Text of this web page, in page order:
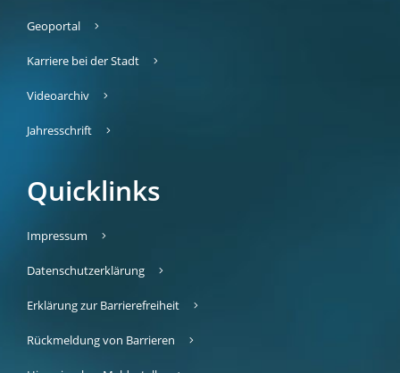
Geoportal
Karriere bei der Stadt
Videoarchiv
Jahresschrift
Quicklinks
Impressum
Datenschutzerklärung
Erklärung zur Barrierefreiheit
Rückmeldung von Barrieren